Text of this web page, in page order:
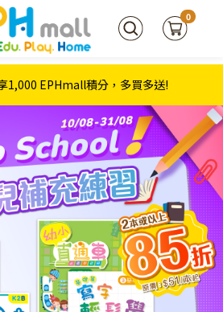
0
1,000 EPHmall積分，多買多送!